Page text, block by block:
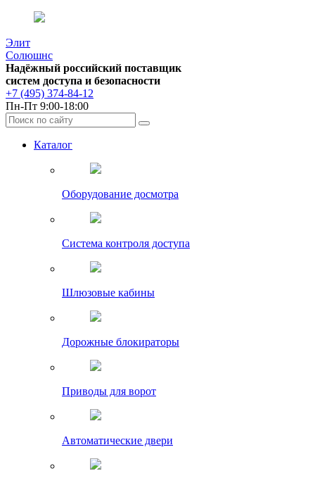
Элит
Солюшнс
Надёжный российский поставщик
систем доступа и безопасности
+7 (495) 374-84-12
Пн-Пт 9:00-18:00
Каталог
Оборудование досмотра
Система контроля доступа
Шлюзовые кабины
Дорожные блокираторы
Приводы для ворот
Автоматические двери